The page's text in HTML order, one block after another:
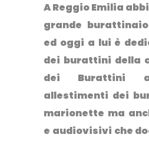
A Reggio Emilia
grande
ed oggi a lui è
dei burattini della
dei Burattini
allestimenti dei
marionette ma
e audiovisivi che